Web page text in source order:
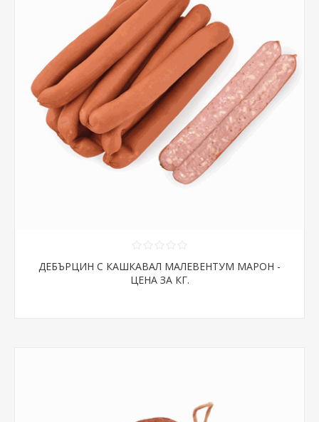
ДЕБЪРЦИН С КАШКАВАЛ МАЛЕВЕНТУМ МАРОН -
ЦЕНА ЗА КГ.